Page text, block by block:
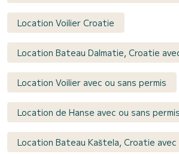
Location Voilier Croatie
Location Bateau Dalmatie, Croatie
Location Voilier avec ou sans permis
Location de Hanse avec ou sans
Location Bateau Kaštela, Croatie avec